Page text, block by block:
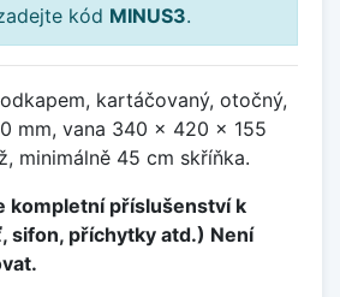
kód MINUS3.
kartáčovaný, otočný,
mm, vana 340 x 420 x 155
minimálně 45 cm skříňka.
kompletní příslušenství k
sifon, příchytky atd.) Není